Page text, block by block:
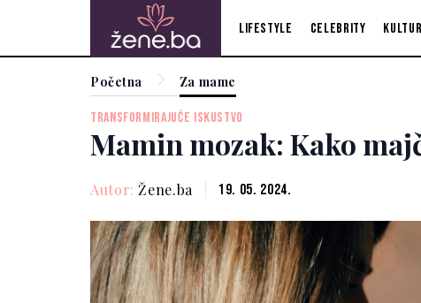
Lifestyle Celebrity
Početna Za mame
TRANSFORMIRAJUĆE ISKUSTVO
Mamin mozak: Kako
Autor: Žene.ba 19. 05. 2024.